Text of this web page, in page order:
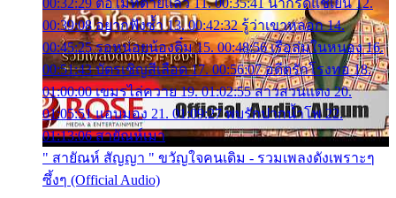
00:39:08 อยากฟังซ้ำ 13. 00:42:32 รู้ว่าเขาหลอก 14.
00:45:25 รอหน่อยน้องติ๋ม 15. 00:48:56 เรือล่มในหนอง 16.
00:51:43 บัตรเชิญสีเลือด 17. 00:56:07 อดีตรักโรงทอ 18.
01:00:00 เขมรไล่ควาย 19. 01:02:55 สาวสวนแตง 20.
01:05:51 แอบมอง 21. 01:09:27 พบรักปากน้ำโพ 22.
01:13:06 สายัณห์เมา
" สายัณห์ สัญญา " ขวัญใจคนเดิม - รวมเพลงดังเพราะๆ
ซึ้งๆ (Official Audio)